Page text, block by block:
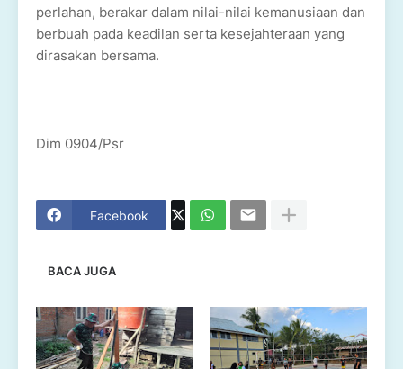
perlahan, berakar dalam nilai-nilai kemanusiaan dan
berbuah pada keadilan serta kesejahteraan yang
dirasakan bersama.
Dim 0904/Psr
Facebook
BACA JUGA